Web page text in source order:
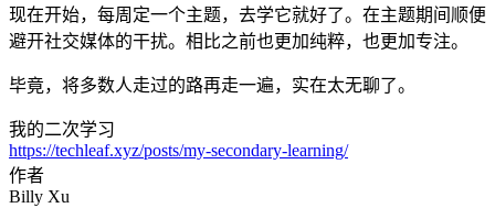
现在开始，每周定一个主题，去学它就好了。在主题期间顺便
避开社交媒体的干扰。相比之前也更加纯粹，也更加专注。
毕竟，将多数人走过的路再走一遍，实在太无聊了。
我的二次学习
https://techleaf.xyz/posts/my-secondary-learning/
作者
Billy Xu